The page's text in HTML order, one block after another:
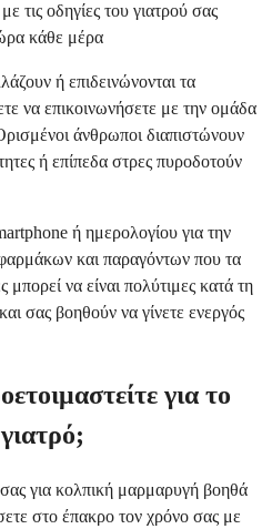
τις οδηγίες του γιατρού σας
κάθε μέρα
ή επιδεινώνονται τα
να επικοινωνήσετε με την ομάδα
άνθρωποι διαπιστώνουν
ή επίπεδα στρες πυροδοτούν
ή ημερολογίου για την
και παραγόντων που τα
να είναι πολύτιμες κατά τη
σας βοηθούν να γίνετε ενεργός
για το
για κολπική μαρμαρυγή βοηθά
στο έπακρο τον χρόνο σας με